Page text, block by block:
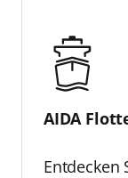
AIDA
Entdecken